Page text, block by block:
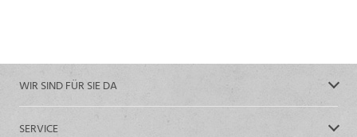
WIR SIND FÜR SIE DA
SERVICE